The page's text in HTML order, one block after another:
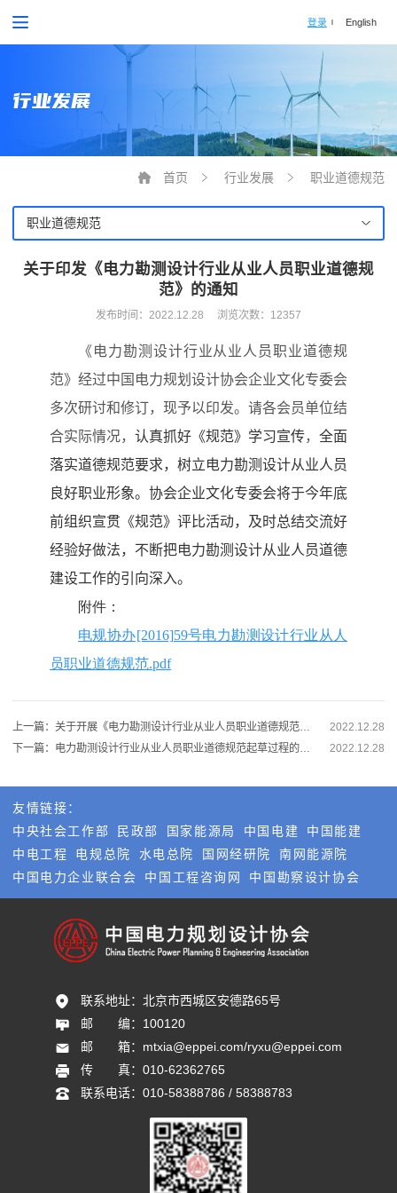
登录 English
行业发展
首页 行业发展 职业道德规范
职业道德规范
关于印发《电力勘测设计行业从业人员职业道德规
范》的通知
发布时间： 2022.12.28 浏览次数：12357
《电力勘测设计行业从业人员职业道德规
范》经过中国电力规划设计协会企业文化专委会
多次研讨和修订，现予以印发。请各会员单位结
合实际情况， 认真抓好《规范》学习宣传， 全面
落实道德规范要求，树立电力勘测设计从业人员
良好职业形象。协会企业文化专委会将于今年底
前组织宣贯《规范》评比活动，及时总结交流好
经验好做法，不断把电力勘测设计从业人员道德
建设工作的引向深入。
附件：
电规协办[2016]59号电力勘测设计行业从人
员职业道德规范.pdf
2022.12.28
2022.12.28
友情链接：
中央社会工作部
民政部 国家能源局 中国电建
中国能建
中电工程
电规总院 水电总院 国网经研院
南网能源院
中国电力企业联合会
中国工程咨询网 中国勘察设计协会
联系地址： 北京市西城区安德路65号
邮       编： 100120
邮       箱： mtxia@eppei.com/ryxu@eppei.com
传       真： 010-62362765
联系电话： 010-58388786 / 58388783